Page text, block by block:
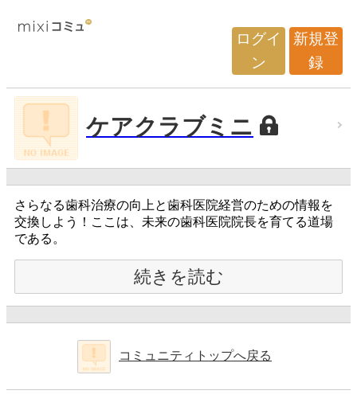
ログイ
ン
新規登
録
ケアクラブミニ
さらなる歯科治療の向上と歯科医院経営のための情報を
交換しよう！ここは、未来の歯科医院院長を育てる道場
である。
続きを読む
コミュニティトップへ戻る